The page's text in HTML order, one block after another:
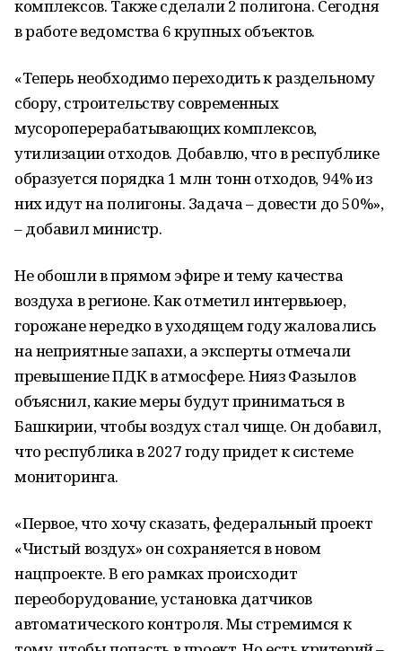
комплексов. Также сделали 2 полигона. Сегодня
в работе ведомства 6 крупных объектов.
«Теперь необходимо переходить к раздельному
сбору, строительству современных
мусороперерабатывающих комплексов,
утилизации отходов. Добавлю, что в республике
образуется порядка 1 млн тонн отходов, 94% из
них идут на полигоны. Задача – довести до 50%»,
– добавил министр.
Не обошли в прямом эфире и тему качества
воздуха в регионе. Как отметил интервьюер,
горожане нередко в уходящем году жаловались
на неприятные запахи, а эксперты отмечали
превышение ПДК в атмосфере. Нияз Фазылов
объяснил, какие меры будут приниматься в
Башкирии, чтобы воздух стал чище. Он добавил,
что республика в 2027 году придет к системе
мониторинга.
«Первое, что хочу сказать, федеральный проект
«Чистый воздух» он сохраняется в новом
нацпроекте. В его рамках происходит
переоборудование, установка датчиков
автоматического контроля. Мы стремимся к